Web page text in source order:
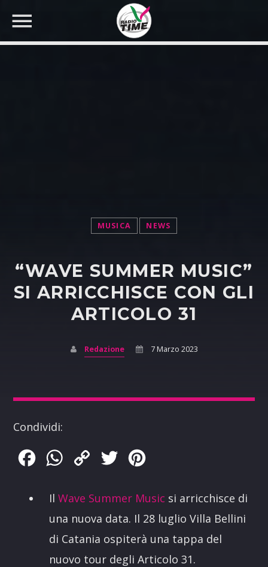
MUSICA NEWS
“WAVE SUMMER MUSIC”
SI ARRICCHISCE CON GLI
ARTICOLO 31
Redazione 7 Marzo 2023
Condividi:
FacebookWhatsApp
Copy
Twitter
IlWave Summer Music si arricchisce di
una nuova data. Il 28 luglio Villa Bellini
di Catania ospiterà una tappa del
nuovo tour degli Articolo 31.